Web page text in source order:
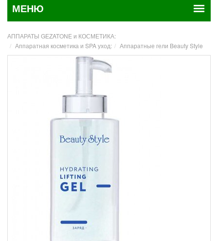
АППАРАТЫ GEZATONE и КОСМЕТИКА:
Аппаратная косметика и SPA уход:
Аппаратные гели Beauty Style